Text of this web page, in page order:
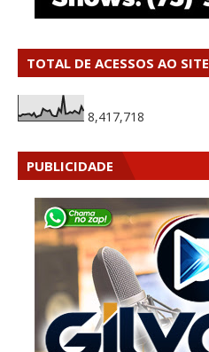
TOTAL DE ACESSOS AO SITE
8,417,718
PUBLICIDADE